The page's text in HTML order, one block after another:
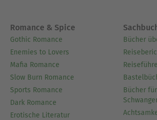
Romance & Spice
Gothic Romance
Enemies to Lovers
Mafia Romance
Slow Burn Romance
Sports Romance
Dark Romance
Erotische Literatur
Bücher
Bücher